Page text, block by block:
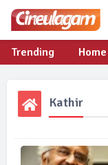
Trending Home
Kathir